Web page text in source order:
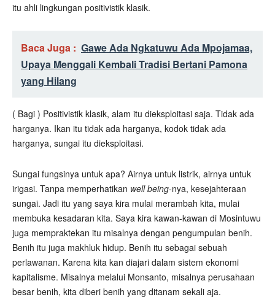
itu ahli lingkungan positivistik klasik.
Baca Juga : Gawe Ada Ngkatuwu Ada Mpojamaa,
Upaya Menggali Kembali Tradisi Bertani Pamona
yang Hilang
( Bagi ) Positivistik klasik, alam itu dieksploitasi saja. Tidak ada
harganya. Ikan itu tidak ada harganya, kodok tidak ada
harganya, sungai itu dieksploitasi.
Sungai fungsinya untuk apa? Airnya untuk listrik, airnya untuk
irigasi. Tanpa memperhatikan well being-nya, kesejahteraan
sungai. Jadi itu yang saya kira mulai merambah kita, mulai
membuka kesadaran kita. Saya kira kawan-kawan di Mosintuwu
juga mempraktekan itu misalnya dengan pengumpulan benih.
Benih itu juga makhluk hidup. Benih itu sebagai sebuah
perlawanan. Karena kita kan diajari dalam sistem ekonomi
kapitalisme. Misalnya melalui Monsanto, misalnya perusahaan
besar benih, kita diberi benih yang ditanam sekali aja.